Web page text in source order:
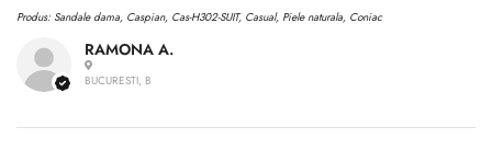
RAMONA A.
BUCURESTI, B
Produs: Sandale dama, Caspian, Cas-H302-SUIT, Casual, Piele naturala, Coniac